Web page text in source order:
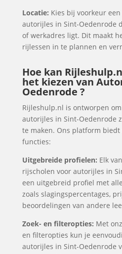
Locatie: Kies bij voorkeur
autorijles in Sint-Oedenrode
of werkadres ligt. Dit maakt
rijlessen in te plannen en
Hoe kan
het kiezen van
Oedenrode ?
Rijleshulp.nl is ontworpen
autorijles in Sint-Oedenrode
te maken. Ons platform
functies:
Uitgebreide profielen: Elk
rijscholen voor autorijles in
een uitgebreid profiel met
zoals slagingspercentages,
beoordelingen van andere
Zoek- en filteropties: Met
en filteropties kun je
autorijles in Sint-Oedenrode